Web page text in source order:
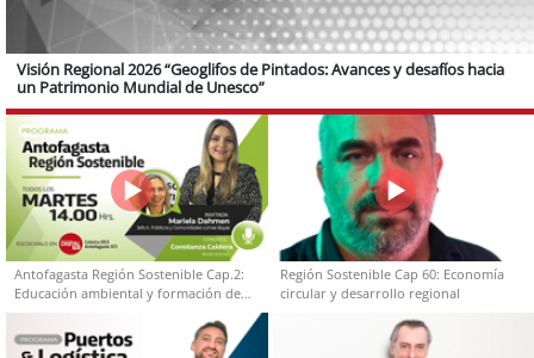
Visión Regional 2026 “Geoglifos de Pintados: Avances y desafíos hacia
un Patrimonio Mundial de Unesco”
Antofagasta Región Sostenible Cap.2:
Educación ambiental y formación de
capacidades técnicas
Región Sostenible Cap 60: Economía
circular y desarrollo regional